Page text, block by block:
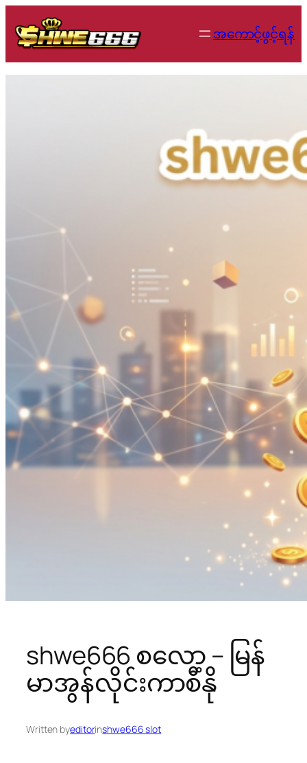
to
content
အကောင့်ဖွင့်ရန်
shwe666 စလော့ – မြန်
မာအွန်လိုင်းကာစီနို
Written byeditorinshwe666 slot